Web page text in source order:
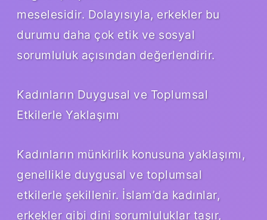
meselesidir. Dolayısıyla, erkekler bu
durumu daha çok etik ve sosyal
sorumluluk açısından değerlendirir.
Kadınların Duygusal ve Toplumsal
Etkilerle Yaklaşımı
Kadınların münkirlik konusuna yaklaşımı,
genellikle duygusal ve toplumsal
etkilerle şekillenir. İslam’da kadınlar,
erkekler gibi dini sorumluluklar taşır,